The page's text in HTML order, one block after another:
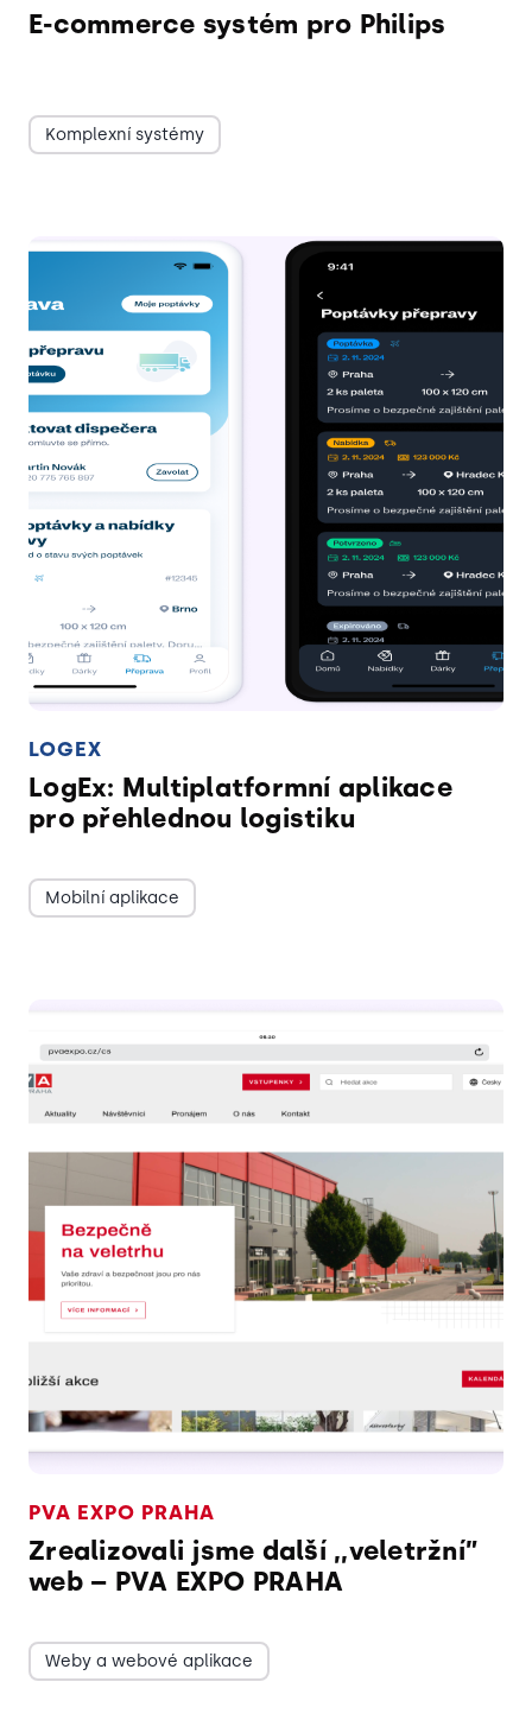
E-commerce systém pro Philips
Komplexní systémy
LOGEX
LogEx: Multiplatformní aplikace
pro přehlednou logistiku
Mobilní aplikace
PVA EXPO PRAHA
Zrealizovali jsme další ,,veletržní”
web – PVA EXPO PRAHA
Weby a webové aplikace